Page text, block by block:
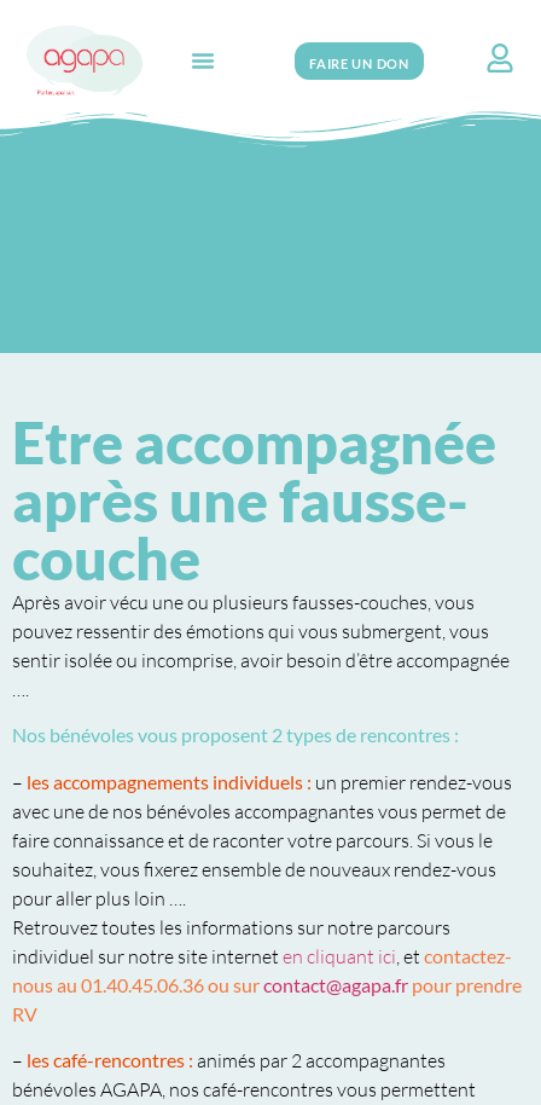
FAIRE UN DON
Etre accompagnée
après une fausse-
couche
Après avoir vécu une ou plusieurs fausses-couches, vous
pouvez ressentir des émotions qui vous submergent, vous
sentir isolée ou incomprise, avoir besoin d’être accompagnée
….
Nos bénévoles vous proposent 2 types de rencontres :
– les accompagnements individuels : un premier rendez-vous
avec une de nos bénévoles accompagnantes vous permet de
faire connaissance et de raconter votre parcours. Si vous le
souhaitez, vous fixerez ensemble de nouveaux rendez-vous
pour aller plus loin ….
Retrouvez toutes les informations sur notre parcours
individuel sur notre site internet en cliquant ici , et contactez-
nous au 01.40.45.06.36 ou surcontact@agapa.fr pour prendre
RV
– les café-rencontres : animés par 2 accompagnantes
bénévoles AGAPA, nos café-rencontres vous permettent